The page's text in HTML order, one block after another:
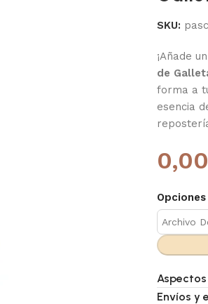
SKU:
¡Añade
de
forma a
esencia
Envíos y